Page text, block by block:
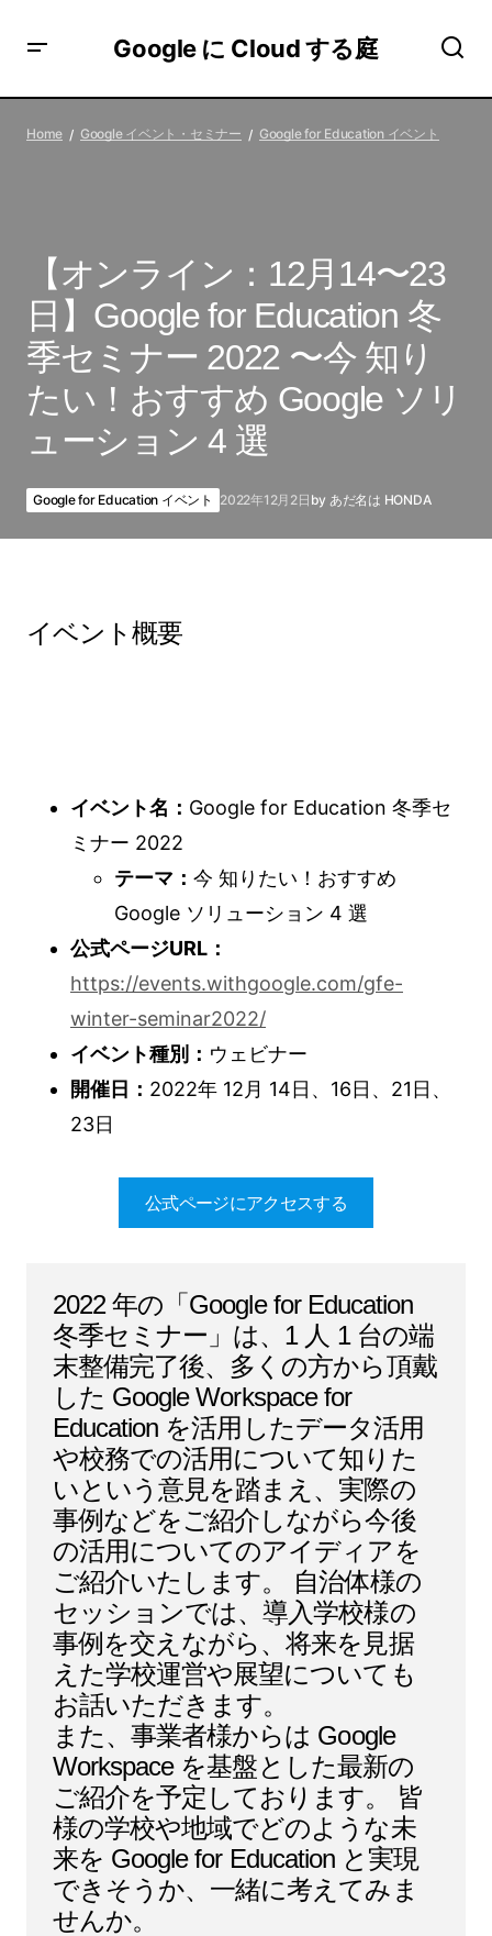
Google に Cloud する庭
セミナー 2022 〜今 知りたい！おすすめ Google ソリュー
ション 4 選
Home Google イベント・セミナー Google for Education イベント
【オンライン：12月14〜23
日】Google for Education 冬
季セミナー 2022 〜今 知り
たい！おすすめ Google ソリ
ューション 4 選
Google for Education イベント 2022年12月2日 by あだ名は HONDA
イベント概要
イベント名： Google for Education 冬季セ
ミナー 2022
テーマ： 今 知りたい！おすすめ
Google ソリューション 4 選
公式ページURL：
https://events.withgoogle.com/gfe-
winter-seminar2022/
イベント種別： ウェビナー
開催日： 2022年 12月 14日、16日、21日、
23日
公式ページにアクセスする
2022 年の「Google for Education
冬季セミナー」は、1 人 1 台の端
末整備完了後、多くの方から頂戴
した Google Workspace for
Education を活用したデータ活用
や校務での活用について知りた
いという意見を踏まえ、実際の
事例などをご紹介しながら今後
の活用についてのアイディアを
ご紹介いたします。 自治体様の
セッションでは、導入学校様の
事例を交えながら、将来を見据
えた学校運営や展望についても
お話いただきます。
また、事業者様からは Google
Workspace を基盤とした最新の
ご紹介を予定しております。 皆
様の学校や地域でどのような未
来を Google for Education と実現
できそうか、一緒に考えてみま
せんか。